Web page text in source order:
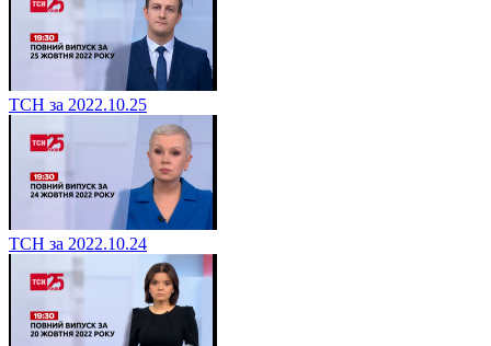
ТСН за 2022.10.25
ТСН за 2022.10.24